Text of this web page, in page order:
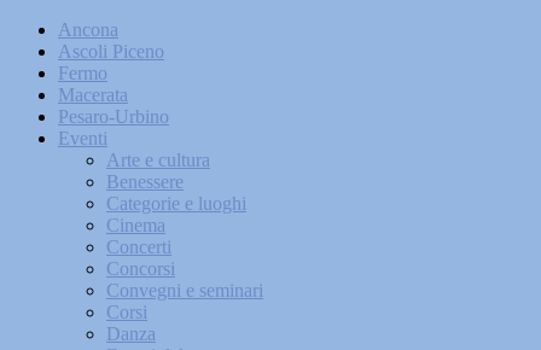
Ancona
Ascoli Piceno
Fermo
Macerata
Pesaro-Urbino
Eventi
Arte e cultura
Benessere
Categorie e luoghi
Cinema
Concerti
Concorsi
Convegni e seminari
Corsi
Danza